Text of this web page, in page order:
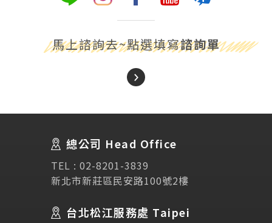
講座活動
Testimonial
馬上諮詢去~點選填寫諮詢單
總公司 Head Office
TEL : 02-8201-3839
新北市新莊區民安路100號2樓
台北松江服務處 Taipei